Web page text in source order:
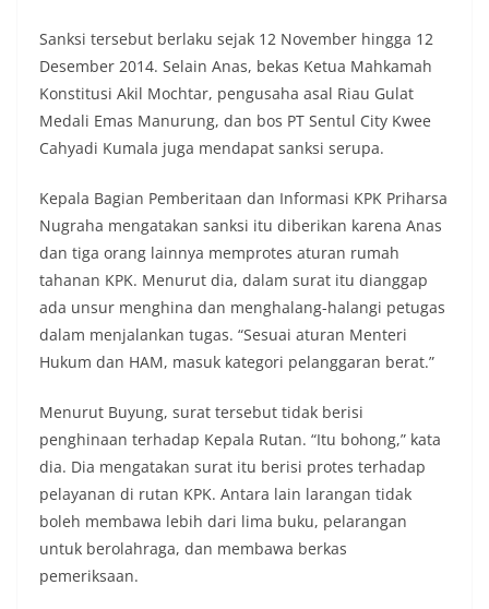
Sanksi tersebut berlaku sejak 12 November hingga 12
Desember 2014. Selain Anas, bekas Ketua Mahkamah
Konstitusi Akil Mochtar, pengusaha asal Riau Gulat
Medali Emas Manurung, dan bos PT Sentul City Kwee
Cahyadi Kumala juga mendapat sanksi serupa.
Kepala Bagian Pemberitaan dan Informasi KPK Priharsa
Nugraha mengatakan sanksi itu diberikan karena Anas
dan tiga orang lainnya memprotes aturan rumah
tahanan KPK. Menurut dia, dalam surat itu dianggap
ada unsur menghina dan menghalang-halangi petugas
dalam menjalankan tugas. “Sesuai aturan Menteri
Hukum dan HAM, masuk kategori pelanggaran berat.”
Menurut Buyung, surat tersebut tidak berisi
penghinaan terhadap Kepala Rutan. “Itu bohong,” kata
dia. Dia mengatakan surat itu berisi protes terhadap
pelayanan di rutan KPK. Antara lain larangan tidak
boleh membawa lebih dari lima buku, pelarangan
untuk berolahraga, dan membawa berkas
pemeriksaan.